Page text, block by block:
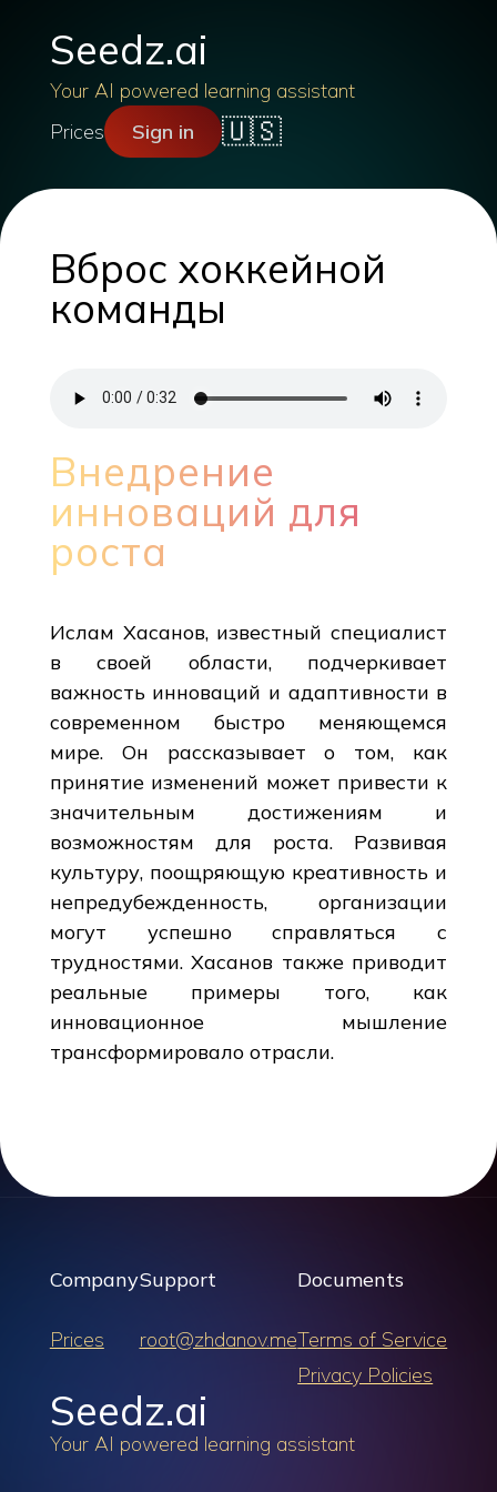
Seedz.ai
Your AI powered learning assistant
Prices
Sign in 🇺🇸
Вброс хоккейной
команды
Внедрение
инноваций для
роста
Ислам Хасанов, известный специалист
в своей области, подчеркивает
важность инноваций и адаптивности в
современном быстро меняющемся
мире. Он рассказывает о том, как
принятие изменений может привести к
значительным достижениям и
возможностям для роста. Развивая
культуру, поощряющую креативность и
непредубежденность, организации
могут успешно справляться с
трудностями. Хасанов также приводит
реальные примеры того, как
инновационное мышление
трансформировало отрасли.
Company
Prices
Support
root@zhdanov.me
Documents
Terms of Service
Privacy Policies
Seedz.ai
Your AI powered learning assistant